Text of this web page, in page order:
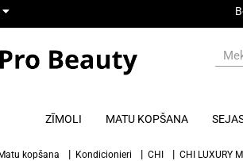
ZĪMOLI MATU KOPŠANA
Matu kopšana Kondicionieri CHI CHI LUXURY